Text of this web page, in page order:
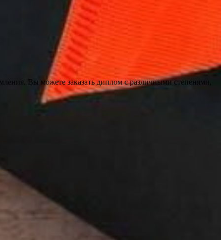
Вы можете заказать диплом с различными степенями,